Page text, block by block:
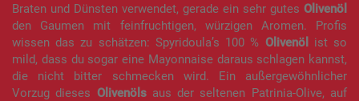
Braten und Dünsten verwendet, gerade ein sehr gutes Olivenö
den Gaumen mit feinfruchtigen, würzigen Aromen. Profis
wissen das zu schätzen: Spyridoula’s 100 % Olivenöl
ist so
mild, dass du sogar eine Mayonnaise daraus schlagen kannst,
die nicht bitter schmecken wird. Ein außergewöhnlicher
Vorzug dieses Olivenölsaus der seltenen Patrinia-Olive, auf